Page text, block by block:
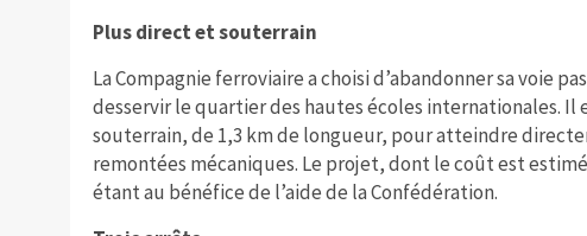
Plus direct et souterrain
La Compagnie ferroviaire a choisi d’abandonner sa voie
desservir le quartier des hautes écoles internationales.
souterrain, de 1,3 km de longueur, pour atteindre
remontées mécaniques. Le projet, dont le coût est
étant au bénéfice de l’aide de la Confédération.